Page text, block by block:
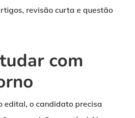
revisão curta e questão
com
edital, o candidato precisa